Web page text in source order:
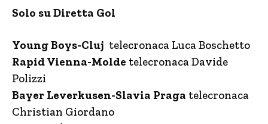
Solo su Diretta Gol
Young Boys-Cluj telecronaca Luca Boschetto
Rapid Vienna-Molde telecronaca Davide
Polizzi
Bayer Leverkusen-Slavia Praga telecronaca
Christian Giordano